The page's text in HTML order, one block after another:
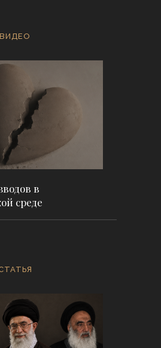
в
среде